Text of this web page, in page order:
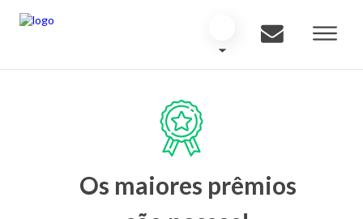
Os maiores prêmios